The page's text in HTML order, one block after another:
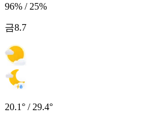
96% / 25%
금8.7
20.1° / 29.4°